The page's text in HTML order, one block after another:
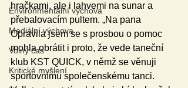
Environmentální výchova
Mediální výchova
Volný čas
Kritické myšlení
hračkami, ale i lahvemi na sunar a
přebalovacím pultem. „Na pana
Opravila jsem se s prosbou o pomoc
mohla obrátit i proto, že vede taneční
klub KST QUICK, v němž se věnuji
sportovnímu společenskému tanci.